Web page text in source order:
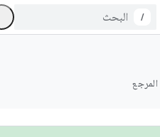
/
المرجع